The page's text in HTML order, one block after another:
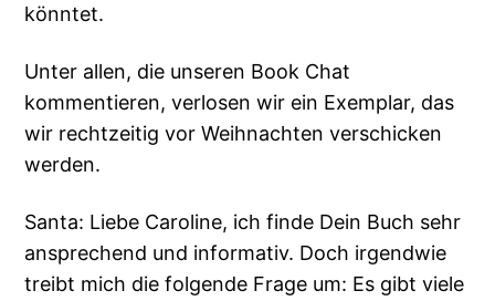
könntet.
Unter allen, die unseren Book Chat
kommentieren, verlosen wir ein Exemplar, das
wir rechtzeitig vor Weihnachten verschicken
werden.
Santa: Liebe Caroline, ich finde Dein Buch sehr
ansprechend und informativ. Doch irgendwie
treibt mich die folgende Frage um: Es gibt viele